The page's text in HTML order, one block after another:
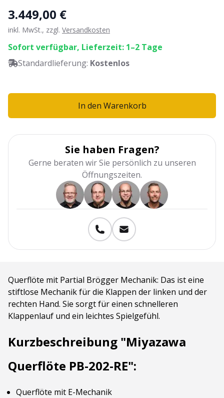
3.449,00 €
inkl. MwSt., zzgl. Versandkosten
Sofort verfügbar, Lieferzeit: 1–2 Tage
Standardlieferung: Kostenlos
In den Warenkorb
Sie haben Fragen?
Gerne beraten wir Sie persönlich zu unseren
Öffnungszeiten.
Querflöte mit Partial Brögger Mechanik: Das ist eine
stiftlose Mechanik für die Klappen der linken und der
rechten Hand. Sie sorgt für einen schnelleren
Klappenlauf und ein leichtes Spielgefühl.
Kurzbeschreibung "Miyazawa
Querflöte PB-202-RE":
Querflöte mit E-Mechanik